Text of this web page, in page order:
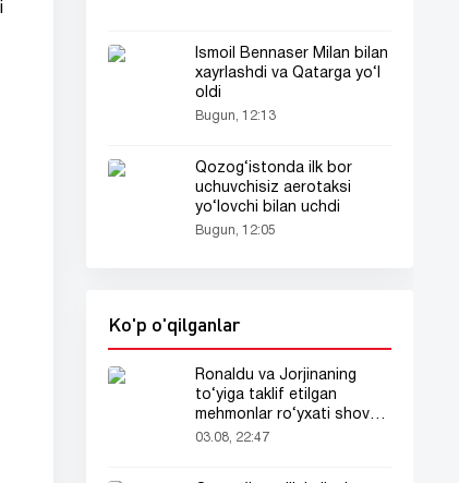
Ismoil Bennaser Milan bilan
xayrlashdi va Qatarga yo‘l
oldi
Bugun, 12:13
Qozog‘istonda ilk bor
uchuvchisiz aerotaksi
yo‘lovchi bilan uchdi
Bugun, 12:05
Ko'p o'qilganlar
Ronaldu va Jorjinaning
to‘yiga taklif etilgan
mehmonlar ro‘yxati shov-
shuvda
03.08, 22:47